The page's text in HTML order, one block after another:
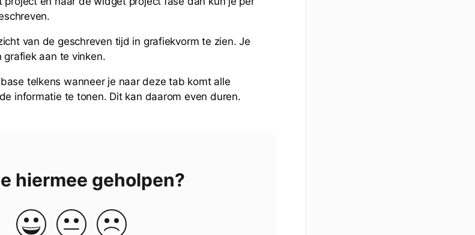
van de geschreven tijd in grafiekvorm te zien. Je
aan te vinken.
telkens wanneer je naar deze tab komt alle
informatie te tonen. Dit kan daarom even duren.
hiermee geholpen?